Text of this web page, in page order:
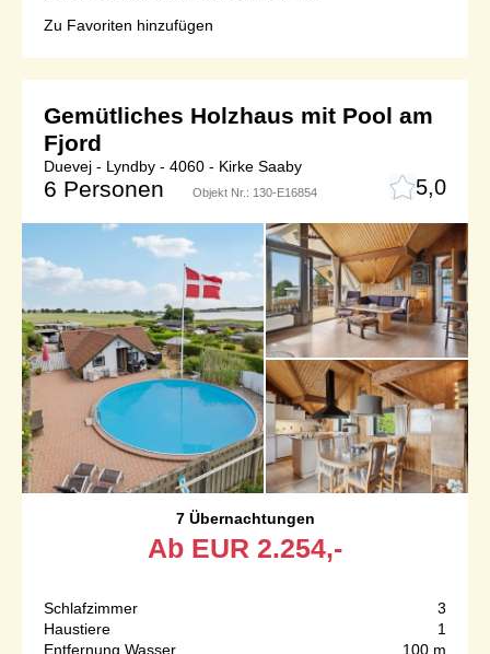
Zu Favoriten hinzufügen
Gemütliches Holzhaus mit Pool am
Fjord
Duevej - Lyndby - 4060 - Kirke Saaby
6 Personen Objekt Nr.: 130-E16854 5,0
7 Übernachtungen
Ab EUR 2.254,-
Schlafzimmer
3
Haustiere
1
Entfernung Wasser
100 m